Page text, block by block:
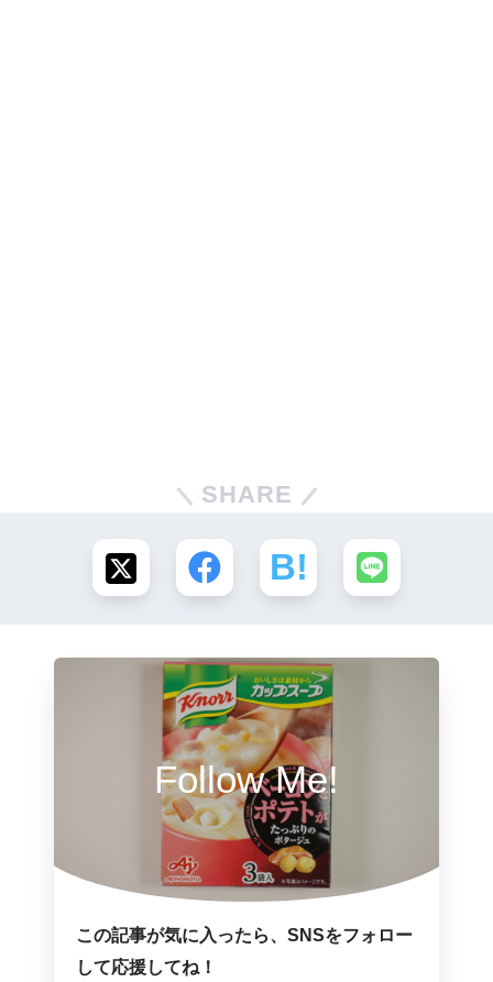
SHARE
Follow Me!
この記事が気に入ったら、SNSをフォロー
して応援してね！